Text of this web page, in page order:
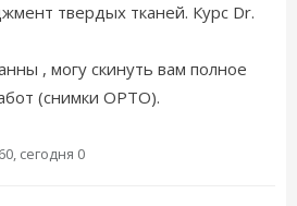
твердых тканей. Курс Dr.
, могу скинуть вам полное
(снимки ОРТО).
сегодня 0